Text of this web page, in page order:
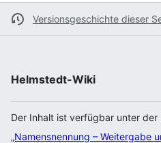
Versionsgeschichte dieser
Helmstedt-Wiki
Der Inhalt ist verfügbar unter der
„Namensnennung – Weitergabe